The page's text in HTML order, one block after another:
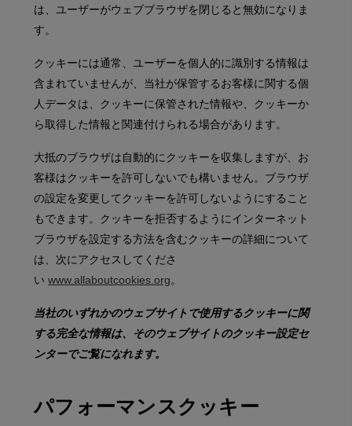
は、ユーザーがウェブブラウザを閉じると無効になりま
す。
クッキーには通常、ユーザーを個人的に識別する情報は
含まれていませんが、当社が保管するお客様に関する個
人データは、クッキーに保管された情報や、クッキーか
ら取得した情報と関連付けられる場合があります。
大抵のブラウザは自動的にクッキーを収集しますが、お
客様はクッキーを許可しないでも構いません。ブラウザ
の設定を変更してクッキーを許可しないようにすること
もできます。クッキーを拒否するようにインターネット
ブラウザを設定する方法を含むクッキーの詳細について
は、次にアクセスしてくださ
い www.allaboutcookies.org。
当社のいずれかのウェブサイトで使用するクッキーに関
する完全な情報は、そのウェブサイトのクッキー設定セ
ンターでご覧になれます。
パフォーマンスクッキー